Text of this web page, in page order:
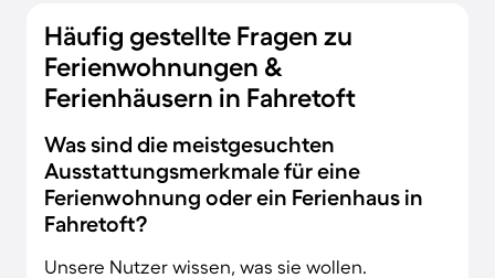
Häufig gestellte Fragen zu
Ferienwohnungen &
Ferienhäusern in Fahretoft
Was sind die meistgesuchten
Ausstattungsmerkmale für eine
Ferienwohnung oder ein Ferienhaus in
Fahretoft?
Unsere Nutzer wissen, was sie wollen.